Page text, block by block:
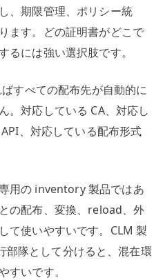
、期限管理、ポリシー統
ます。どの証明書がどこで
るには強い選択肢です。
すべての配布先が自動的に
。対応している CA、対応し
、対応している配布形式
用の inventory 製品ではあ
の配布、変換、reload、外
て使いやすいです。CLM 製
隊として分けると、混在環
すいです。